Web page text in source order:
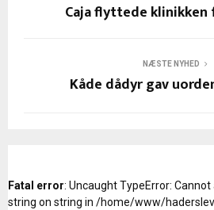
Caja flyttede klinikken
NÆSTE NYHED
Kåde dådyr gav
Fatal error: Uncaught TypeError:
string on string in /home/www/